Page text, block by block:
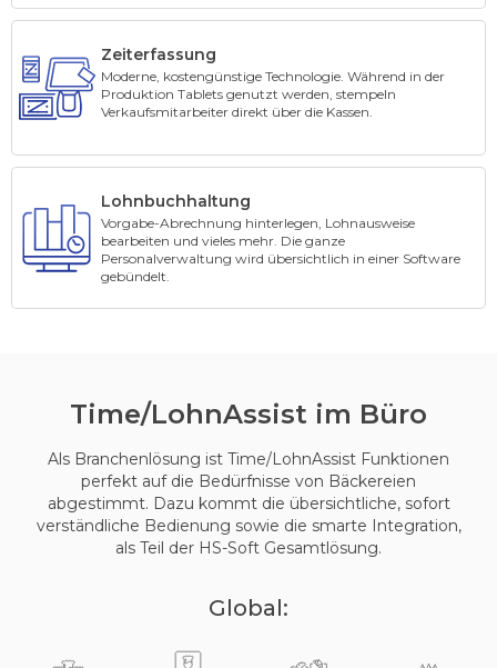
Zeiterfassung
Moderne, kostengünstige Technologie. Während in der
Produktion Tablets genutzt werden, stempeln
Verkaufsmitarbeiter direkt über die Kassen.
Lohnbuchhaltung
Vorgabe-Abrechnung hinterlegen, Lohnausweise
bearbeiten und vieles mehr. Die ganze
Personalverwaltung wird übersichtlich in einer Software
gebündelt.
Time/LohnAssist im Büro
Als Branchenlösung ist Time/LohnAssist Funktionen
perfekt auf die Bedürfnisse von Bäckereien
abgestimmt. Dazu kommt die übersichtliche, sofort
verständliche Bedienung sowie die smarte Integration,
als Teil der HS-Soft Gesamtlösung.
Global: